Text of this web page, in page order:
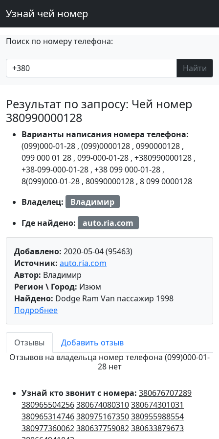
Узнай чей номер
Поиск по номеру телефона:
Найти
Результат по запросу: Чей номер
380990000128
Варианты написания номера телефона:
(099)000-01-28 , (099)0000128 , 0990000128 ,
099 000 01 28 , 099-000-01-28 , +380990000128 ,
+38-099-000-01-28 , +38 099 000-01-28 ,
8(099)000-01-28 , 80990000128 , 8 099 0000128
Владелец:
Владимир
Где найдено:
auto.ria.com
Добавлено: 2020-05-04 (95463)
Источник: auto.ria.com
Автор: Владимир
Регион \ Город: Изюм
Найдено: Dodge Ram Van пассажир 1998
Подробнее
Отзывы
Добавить отзыв
Отзывов на владельца номер телефона (099)000-01-
28 нет
Узнай кто звонит с номера: 380676707289
380965504256380674080310380674301031
380965314746380975167350380955988554
380977360062380637759082380633879673